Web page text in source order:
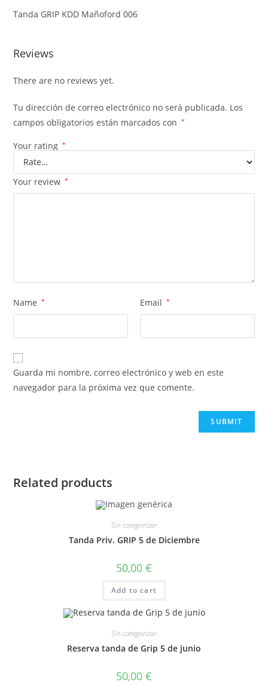
Tanda GRIP KDD Mañoford 006
Reviews
There are no reviews yet.
Tu dirección de correo electrónico no será publicada. Los
campos obligatorios están marcados con
*
Your rating *
Your review *
Name * Email *
Guarda mi nombre, correo electrónico y web en este
navegador para la próxima vez que comente.
Related products
Sin categorizar
Tanda Priv. GRIP 5 de Diciembre
50,00 €
Add to cart
Sin categorizar
Reserva tanda de Grip 5 de junio
50,00 €